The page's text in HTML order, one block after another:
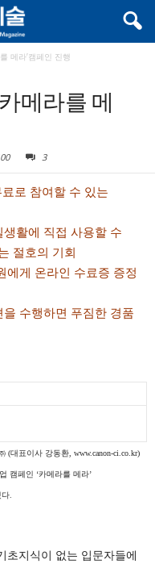
메라’캠페인 진행
메라를 메
3
로 참여할 수 있는
활에 직접 사용할 수
절호의 기회
에게 온라인 수료증 증정
수행하면 푸짐한 경품
(대표이사 강동환 www.canon-ci.co.kr)
캠페인 ‘카메라를 메라’
다
초지식이 없는 입문자들에